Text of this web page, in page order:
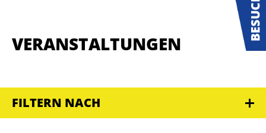
VERANSTALTUNGEN
FILTERN NACH